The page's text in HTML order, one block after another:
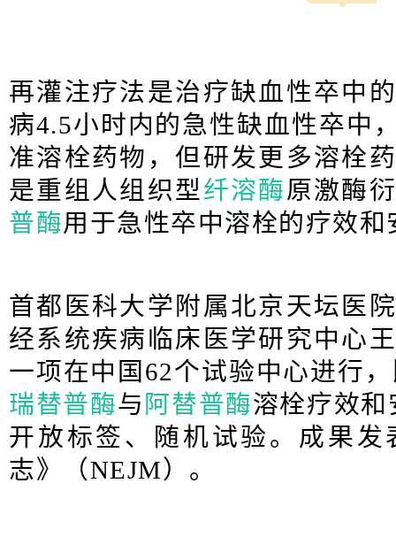
再灌注疗法是治疗缺血性卒中
病4.5小时内的急性缺血性卒中
准溶栓药物，但研发更多溶栓
是重组人组织型纤溶酶原激酶
普酶用于急性卒中溶栓的疗效
首都医科大学附属北京天坛医
经系统疾病临床医学研究中心
一项在中国62个试验中心进行
瑞替普酶与 阿替普酶溶栓疗效
开放标签、随机试验。成果
志》
（NEJM）。